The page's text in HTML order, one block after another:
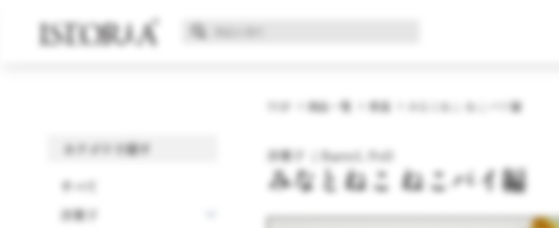
商品一覧 常温 みなとねこ ねこパイ編
洋菓子 ｜BarreL PoD
みなとねこ ねこパイ編
カテゴリで探す
すべて
洋菓子